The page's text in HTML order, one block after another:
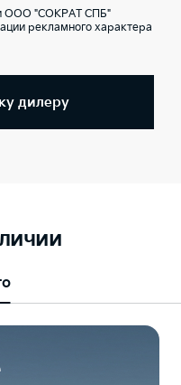
ООО "СОКРАТ СПБ"
рекламного характера
дилеру